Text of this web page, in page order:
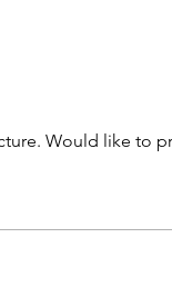
Would like to